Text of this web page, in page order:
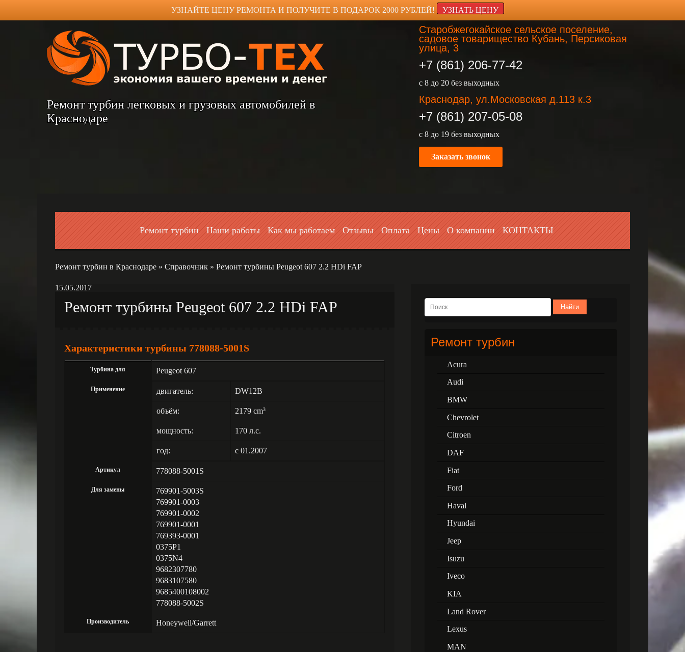
УЗНАЙТЕ ЦЕНУ РЕМОНТА И ПОЛУЧИТЕ В ПОДАРОК 2000 РУБЛЕЙ! УЗНАТЬ ЦЕНУ
Ремонт турбин легковых и грузовых автомобилей в
Краснодаре
Старобжегокайское сельское поселение,
садовое товарищество Кубань, Персиковая
улица, 3
+7 (861) 206-77-42
с 8 до 20 без выходных
Краснодар, ул.Московская д.113 к.3
+7 (861) 207-05-08
с 8 до 19 без выходных
Заказать звонок
Ремонт турбин Наши работы Как мы работаем Отзывы Оплата Цены О компании КОНТАКТЫ
Ремонт турбин в Краснодаре » Справочник » Ремонт турбины Peugeot 607 2.2 HDi FAP
15.05.2017
Ремонт турбины Peugeot 607 2.2 HDi FAP
Характеристики турбины 778088-5001S
Турбина для Peugeot 607
Применение двигатель: DW12B
объём: 2179 cm3
мощность: 170 л.с.
год: с 01.2007
Артикул 778088-5001S
Для замены
769901-5003S
769901-0003
769901-0002
769901-0001
769393-0001
0375P1
0375N4
9682307780
9683107580
9685400108002
778088-5002S
Производитель Honeywell/Garrett
Найти
Ремонт турбин
Acura
Audi
BMW
Chevrolet
Citroen
DAF
Fiat
Ford
Haval
Hyundai
Jeep
Isuzu
Iveco
KIA
Land Rover
Lexus
MAN